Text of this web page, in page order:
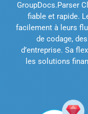
GroupDocs.Parser
fiable et rapide.
facilement à leurs
de codage,
d’entreprise. Sa
les solutions